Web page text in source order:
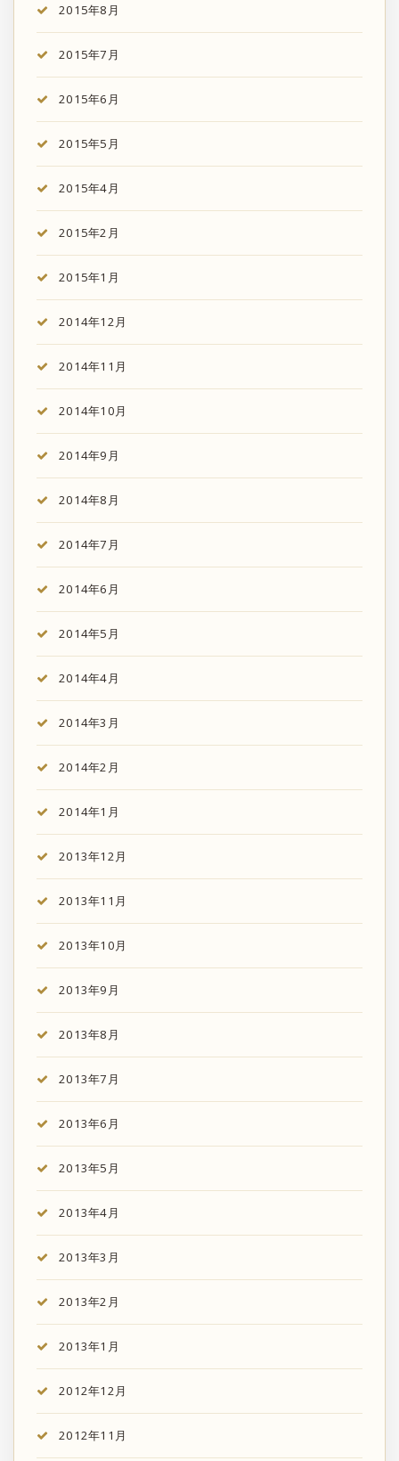
2015年8月
2015年7月
2015年6月
2015年5月
2015年4月
2015年2月
2015年1月
2014年12月
2014年11月
2014年10月
2014年9月
2014年8月
2014年7月
2014年6月
2014年5月
2014年4月
2014年3月
2014年2月
2014年1月
2013年12月
2013年11月
2013年10月
2013年9月
2013年8月
2013年7月
2013年6月
2013年5月
2013年4月
2013年3月
2013年2月
2013年1月
2012年12月
2012年11月